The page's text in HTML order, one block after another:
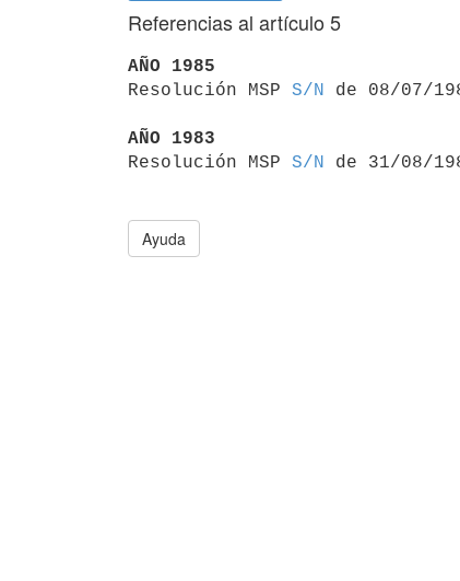
Referencias al artículo 5
AÑO 1985
Resolución MSP S/N de 08/07/
AÑO 1983
Resolución MSP S/N
Ayuda